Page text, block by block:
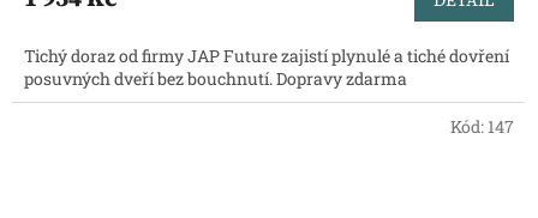
Tichý doraz od firmy JAP Future zajistí plynulé a tiché dovření
posuvných dveří bez bouchnutí. Dopravy zdarma
Kód: 147